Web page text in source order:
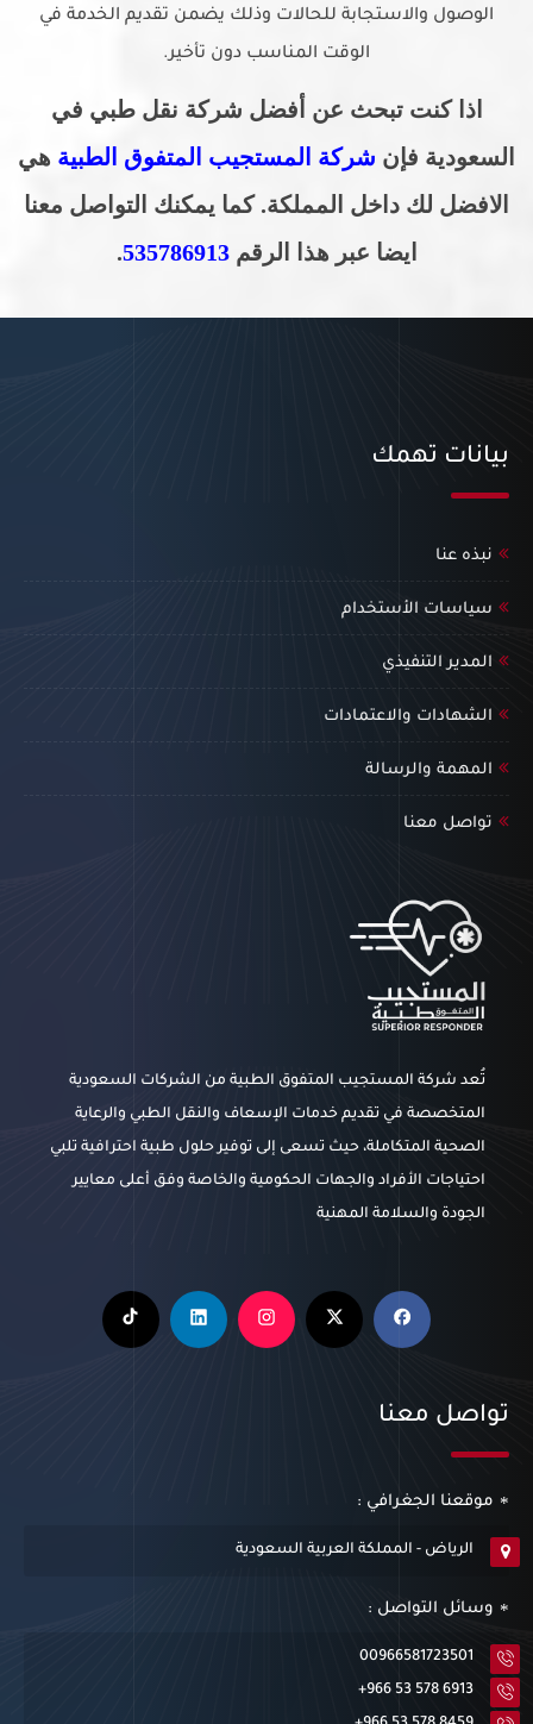
الوصول والاستجابة للحالات وذلك يضمن تقديم الخدمة في
الوقت المناسب دون تأخير.
اذا كنت تبحث عن أفضل شركة نقل طبي في
السعودية فإن شركة المستجيب المتفوق الطبية هي
الافضل لك داخل المملكة. كما يمكنك التواصل معنا
ايضا عبر هذا الرقم535786913
.
بيانات تهمك
نبذه عنا
سياسات الأستخدام
المدير التنفيذي
الشهادات والاعتمادات
المهمة والرسالة
تواصل معنا
تُعد شركة المستجيب المتفوق الطبية من الشركات السعودية
المتخصصة في تقديم خدمات الإسعاف والنقل الطبي والرعاية
الصحية المتكاملة، حيث تسعى إلى توفير حلول طبية احترافية تلبي
احتياجات الأفراد والجهات الحكومية والخاصة وفق أعلى معايير
الجودة والسلامة المهنية
تواصل معنا
موقعنا الجغرافي :
الرياض - المملكة العربية السعودية
وسائل التواصل :
00966581723501
+966 53 578 6913